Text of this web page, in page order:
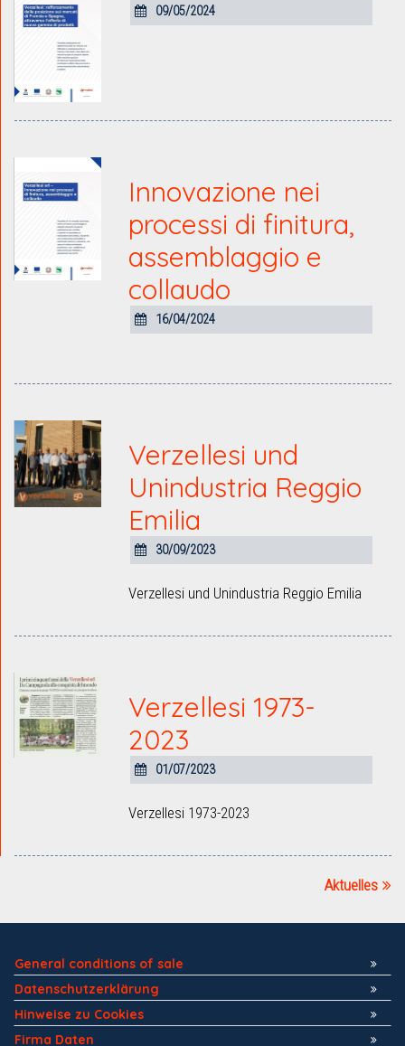
09/05/2024
Innovazione nei
processi di finitura,
assemblaggio e
collaudo
16/04/2024
Verzellesi und
Unindustria Reggio
Emilia
30/09/2023
Verzellesi und Unindustria Reggio Emilia
Verzellesi 1973-
2023
01/07/2023
Verzellesi 1973-2023
Aktuelles
General conditions of sale
Datenschutzerklärung
Hinweise zu Cookies
Firma Daten